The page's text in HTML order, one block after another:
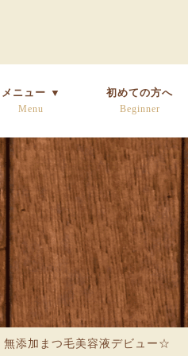
メニュー ▼
Menu
初めての方へ
Beginner
無添加まつ毛美容液デビュー☆